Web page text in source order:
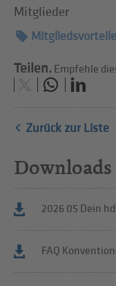
Mitglieder
Teilen. Empfehle
Zurück zur Liste
Downloads
2026 05 Dein
FAQ